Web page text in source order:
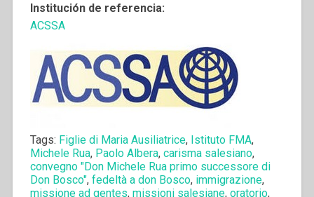
Institución de referencia:
ACSSA
Tags: Figlie di Maria Ausiliatrice, Istituto FMA,
Michele Rua, Paolo Albera, carisma salesiano,
convegno "Don Michele Rua primo successore di
Don Bosco", fedeltà a don Bosco, immigrazione,
missione ad gentes, missioni salesiane, oratorio,